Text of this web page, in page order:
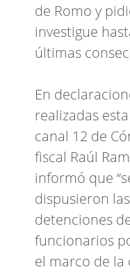
de Romo y
investigue
últimas
En
realizadas
canal 12 de
fiscal Raúl
informó que
dispusieron las
detenciones
funcionarios
el marco de la